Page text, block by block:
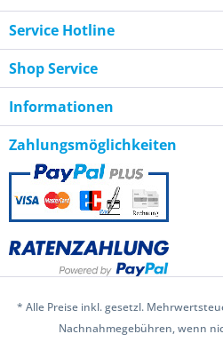
Service Hotline
Shop Service
Informationen
Zahlungsmöglichkeiten
* Alle Preise inkl. gesetzl.
Nachnahmegebühren, wenn